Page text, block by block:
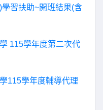
習扶助~開班結果(含
115學年度第二次代
115學年度輔導代理